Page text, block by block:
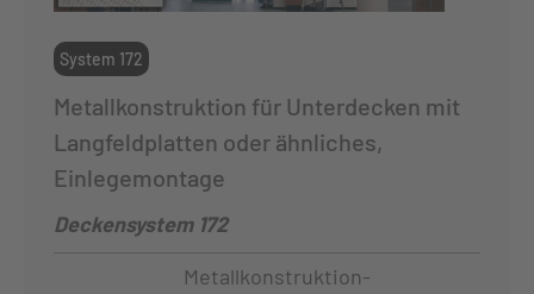
System 172
Metallkonstruktion für Unterdecken mit
Langfeldplatten oder ähnliches,
Einlegemontage
Deckensystem 172
Metallkonstruktion-